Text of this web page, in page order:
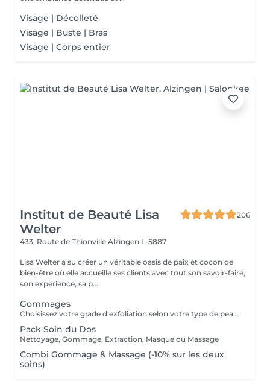
Visage | Décolleté
Visage | Buste | Bras
Visage | Corps entier
Institut de Beauté Lisa
Welter
206
433, Route de Thionville Alzingen L-5887
Lisa Welter a su créer un véritable oasis de paix et cocon de
bien-être où elle accueille ses clients avec tout son savoir-faire,
son expérience, sa p...
Gommages
Choisissez votre grade d'exfoliation selon votre type de peau (crème, sel, sucre)
Pack Soin du Dos
Nettoyage, Gommage, Extraction, Masque ou Massage
Combi Gommage & Massage (-10% sur les deux
soins)